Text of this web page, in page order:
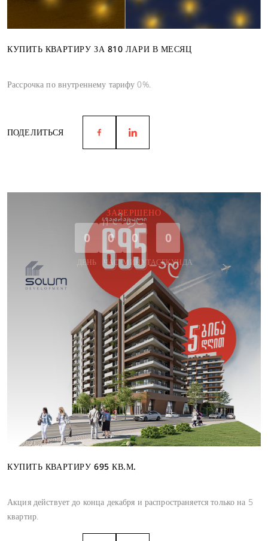
КУПИТЬ КВАРТИРУ ЗА 810 ЛАРИ В МЕСЯЦ
Рассрочка по внутреннему тарифу 0%.
ПОДЕЛИТЬСЯ
ЗАВЕРШЕНО
0
ДЕНЬ
0
ЧАС
0
МИНУТА
0
СЕКУНДА
КУПИТЬ КВАРТИРУ 695 КВ.М.
Акция действует до конца декабря и распространяется только на 5
квартир.